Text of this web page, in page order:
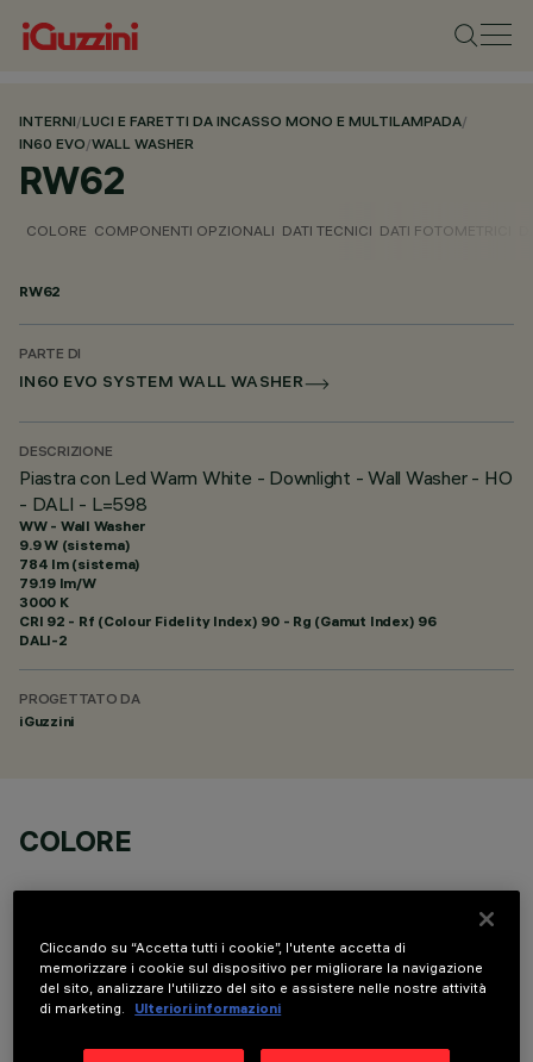
INTERNI/LUCI E FARETTI DA INCASSO MONO E MULTILAMPADA/
IN60 EVO/WALL WASHER
RW62
COLORE COMPONENTI OPZIONALI DATI TECNICI DATI FOTOMETRICI
RW62
PARTE DI
IN60 EVO SYSTEM WALL WASHER
DESCRIZIONE
Piastra con Led Warm White - Downlight - Wall Washer - HO
- DALI - L=598
WW - Wall Washer
9.9 W (sistema)
784 lm (sistema)
79.19 lm/W
3000 K
CRI 92 - Rf (Colour Fidelity Index) 90 - Rg (Gamut Index) 96
DALI-2
PROGETTATO DA
iGuzzini
COLORE
COMPONENTI OPZIONALI
Cliccando su “Accetta tutti i cookie”, l'utente accetta di
memorizzare i cookie sul dispositivo per migliorare la navigazione
del sito, analizzare l'utilizzo del sito e assistere nelle nostre attività
di marketing.
Ulteriori informazioni